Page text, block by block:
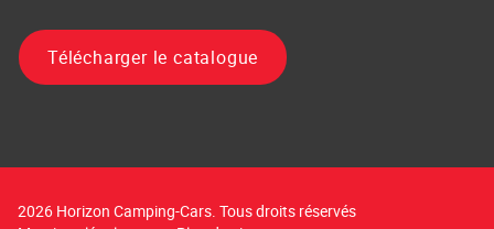
Télécharger le catalogue
2026 Horizon Camping-Cars. Tous droits réservés